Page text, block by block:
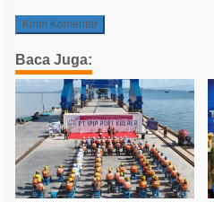
Baca Juga: